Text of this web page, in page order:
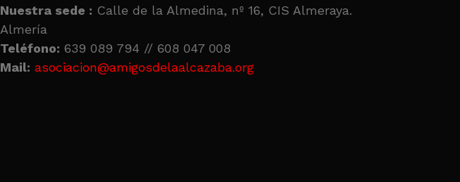
Nuestra sede : Calle de la Almedina, nº 16, CIS Almeraya.
Almería
Teléfono: 639 089 794 // 608 047 008
Mail: asociacion@amigosdelaalcazaba.org